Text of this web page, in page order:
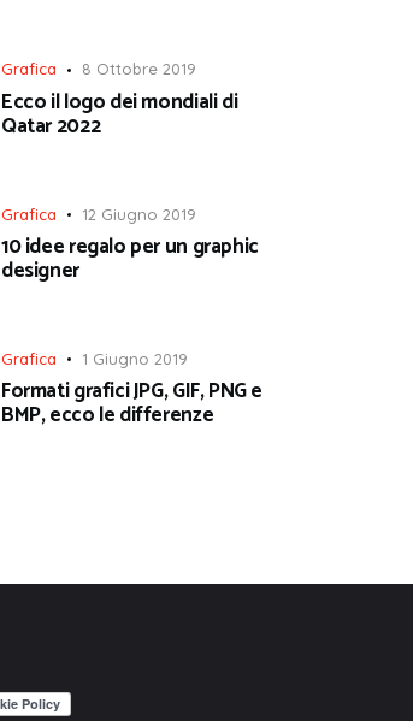
Grafica 8 Ottobre 2019
Ecco il logo dei mondiali di
Qatar 2022
Grafica 12 Giugno 2019
10 idee regalo per un graphic
designer
Grafica 1 Giugno 2019
Formati grafici JPG, GIF, PNG e
BMP, ecco le differenze